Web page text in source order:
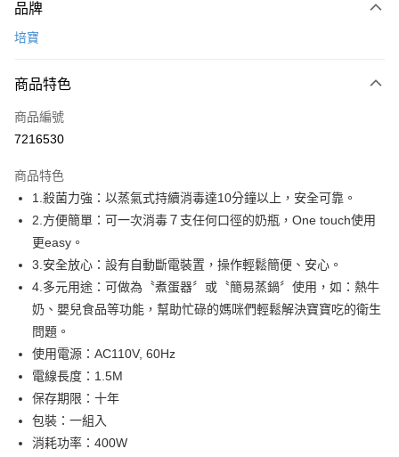
信用卡一次付款
Apple Pay
街口支付
AFTEE先享後付
相關說明
【關於「AFTEE先享後付」】
AFTEE先享後付是「在收到商品之後才付款」的支付方式。 讓您購物簡單
便利好安心！
１．簡單：不需註冊會員、不需綁卡、不需儲值。
２．便利：只要手機號碼，簡訊認證，即可結帳。
３．安心：先確認商品／服務後，再付款。
【「AFTEE先享後付」結帳流程】
１．於結帳方式選擇「AFTEE先享後付」後，將跳轉至「AFTEE先享後付」
結帳頁面，進行簡訊認證並確認金額後，即可完成結帳。
２．訂單成立數日內，您將收到繳費通知簡訊。
３．收到繳費通知簡訊後14天內，點擊此簡訊中的連結，可透過四大超商／
ATM／網路銀行／等多元方式進行付款，方視為交易完成。
※ 請注意：結帳手續完成當下不需立刻繳費，但若您需要取消訂單，請聯絡
購買商品的店家。未經商家同意取消之訂單仍視為有效，需透過AFTEE先享
ATM付款
運送方式
宅配
每筆NT$80，滿NT$600(含以上)免運費
付款後門市自取
免運費
品牌
培寶
商品特色
商品編號
7216530
商品特色
1.殺菌力強：以蒸氣式持續消毒達10分鐘以上，安全可靠。
2.方便簡單：可一次消毒７支任何口徑的奶瓶，One touch使用
更easy。
3.安全放心：設有自動斷電裝置，操作輕鬆簡便、安心。
4.多元用途：可做為〝煮蛋器〞或〝簡易蒸鍋〞使用，如：熱牛
奶、嬰兒食品等功能，幫助忙碌的媽咪們輕鬆解決寶寶吃的衛生
問題。
使用電源：AC110V, 60Hz
電線長度：1.5M
保存期限：十年
包裝：一組入
消耗功率：400W